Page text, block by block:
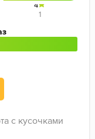
с кусочками
4
1